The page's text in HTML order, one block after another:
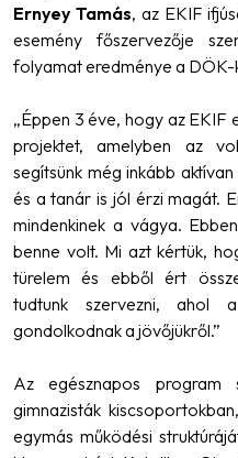
Ernyey Tamás, az EKIF
esemény főszervezője
folyamat eredménye a
„Éppen 3 éve, hogy az EKIF
projektet, amelyben az
segítsünk még inkább
és a tanár is jól érzi magát.
mindenkinek a vágya.
benne volt. Mi azt kértük,
türelem és ebből ért
tudtunk szervezni, ahol
gondolkodnak a jövőjükről.”
Az egésznapos program
gimnazisták
egymás működési